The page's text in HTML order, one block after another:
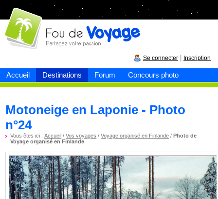
Accueil Destinations Forum Concours photo
Fou devoyage
Se connecter Inscription
Motoneige en Laponie - Photo
n°24
Vous êtes ici :Accueil /Vos voyages /Voyage organisé en Finlande /Photo de
Voyage organisé en Finlande